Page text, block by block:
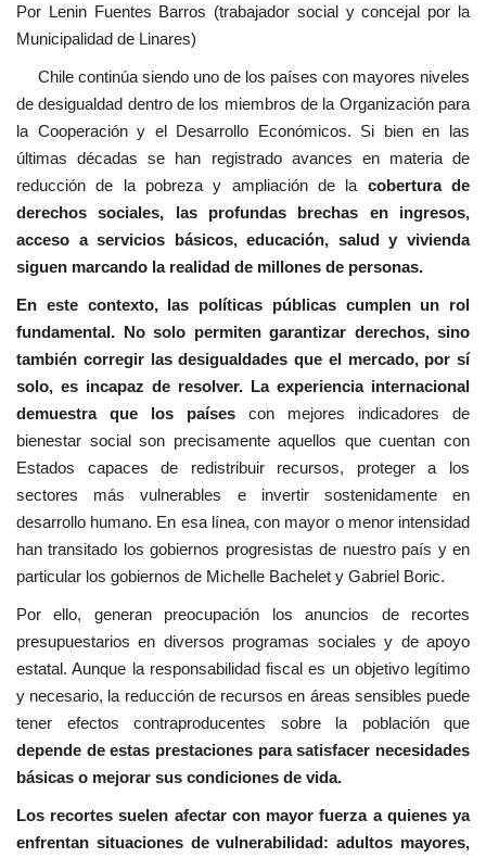
Por Lenin Fuentes Barros (trabajador social y concejal por la
Municipalidad de Linares)
Chile continúa siendo uno de los países con mayores niveles
de desigualdad dentro de los miembros de la Organización para
la Cooperación y el Desarrollo Económicos. Si bien en las
últimas décadas se han registrado avances en materia de
reducción de la pobreza y ampliación de la cobertura de
derechos sociales, las profundas brechas en ingresos,
acceso a servicios básicos, educación, salud y vivienda
siguen marcando la realidad de millones de personas.
En este contexto, las políticas públicas cumplen un rol
fundamental. No solo permiten garantizar derechos, sino
también corregir las desigualdades que el mercado, por sí
solo, es incapaz de resolver. La experiencia internacional
demuestra que los países con mejores indicadores de
bienestar social son precisamente aquellos que cuentan con
Estados capaces de redistribuir recursos, proteger a los
sectores más vulnerables e invertir sostenidamente en
desarrollo humano. En esa línea, con mayor o menor intensidad
han transitado los gobiernos progresistas de nuestro país y en
particular los gobiernos de Michelle Bachelet y Gabriel Boric.
Por ello, generan preocupación los anuncios de recortes
presupuestarios en diversos programas sociales y de apoyo
estatal. Aunque la responsabilidad fiscal es un objetivo legítimo
y necesario, la reducción de recursos en áreas sensibles puede
tener efectos contraproducentes sobre la población que
depende de estas prestaciones para satisfacer necesidades
básicas o mejorar sus condiciones de vida.
Los recortes suelen afectar con mayor fuerza a quienes ya
enfrentan situaciones de vulnerabilidad: adultos mayores,